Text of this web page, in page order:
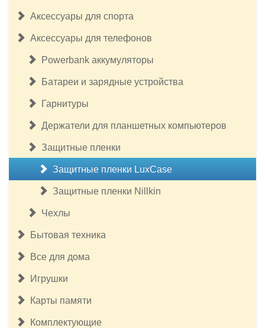
Аксессуары для спорта
Аксессуары для телефонов
Powerbank аккумуляторы
Батареи и зарядные устройства
Гарнитуры
Держатели для планшетных компьютеров
Защитные пленки
Защитные пленки LuxCase
Защитные пленки Nillkin
Чехлы
Бытовая техника
Все для дома
Игрушки
Карты памяти
Комплектующие